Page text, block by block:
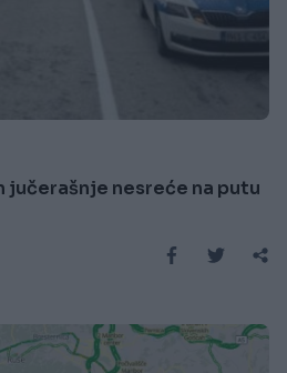
jučerašnje nesreće na putu